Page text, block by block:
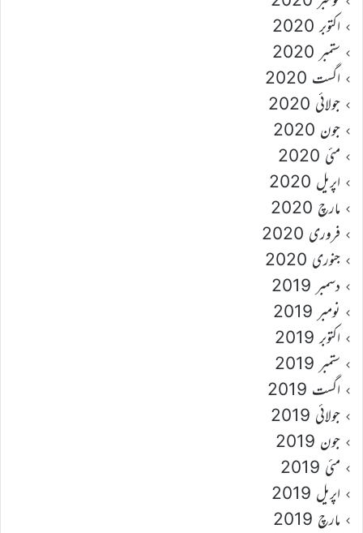
اکتوبر 2020
ستمبر 2020
اگست 2020
جولائی 2020
جون 2020
مئی 2020
اپریل 2020
مارچ 2020
فروری 2020
جنوری 2020
دسمبر 2019
نومبر 2019
اکتوبر 2019
ستمبر 2019
اگست 2019
جولائی 2019
جون 2019
مئی 2019
اپریل 2019
مارچ 2019